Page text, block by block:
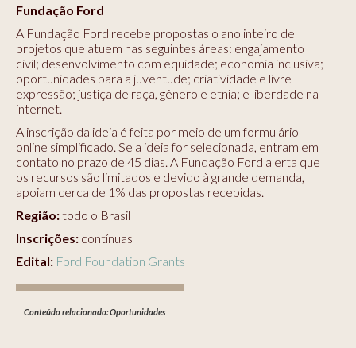
Fundação Ford
A Fundação Ford recebe propostas o ano inteiro de
projetos que atuem nas seguintes áreas: engajamento
civil; desenvolvimento com equidade; economia inclusiva;
oportunidades para a juventude; criatividade e livre
expressão; justiça de raça, gênero e etnia; e liberdade na
internet.
A inscrição da ideia é feita por meio de um formulário
online simplificado. Se a ideia for selecionada, entram em
contato no prazo de 45 dias. A Fundação Ford alerta que
os recursos são limitados e devido à grande demanda,
apoiam cerca de 1% das propostas recebidas.
Região:todo o Brasil
Inscrições: contínuas
Edital: Ford Foundation Grants
Conteúdo relacionado:Oportunidades